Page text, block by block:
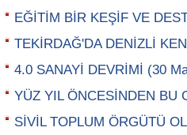
EĞİTİM BİR KEŞİF VE
TEKİRDAĞ'DA DENİZLİ
4.0 SANAYİ DEVRİMİ (30
YÜZ YIL ÖNCESİNDEN BU
SİVİL TOPLUM ÖRGÜTÜ